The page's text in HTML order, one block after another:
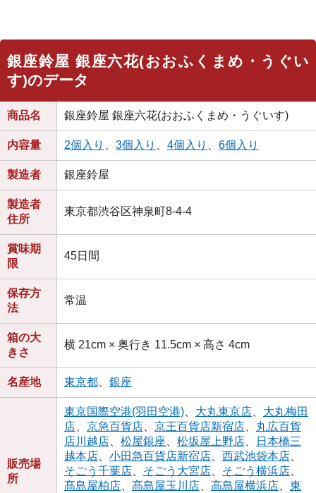
銀座鈴屋 銀座六花(おおふくまめ・うぐい
す)のデータ
商品名 銀座鈴屋 銀座六花(おおふくまめ・うぐいす)
内容量 2個入り 3個入り 4個入り 6個入り
製造者 銀座鈴屋
製造者
住所
東京都渋谷区神泉町8-4-4
賞味期
限
45日間
保存方
法
常温
箱の大
きさ
横 21cm × 奥行き 11.5cm × 高さ 4cm
名産地 東京都 銀座
販売場
所
東京国際空港(羽田空港) 大丸東京店
大丸梅田
店
京急百貨店 京王百貨店新宿店
丸広百貨
店川越店
松屋銀座 松坂屋上野店
日本橋三
越本店
小田急百貨店新宿店 西武池袋本店
そごう千葉店
そごう大宮店 そごう横浜店
髙島屋柏店
髙島屋玉川店 高島屋横浜店
東